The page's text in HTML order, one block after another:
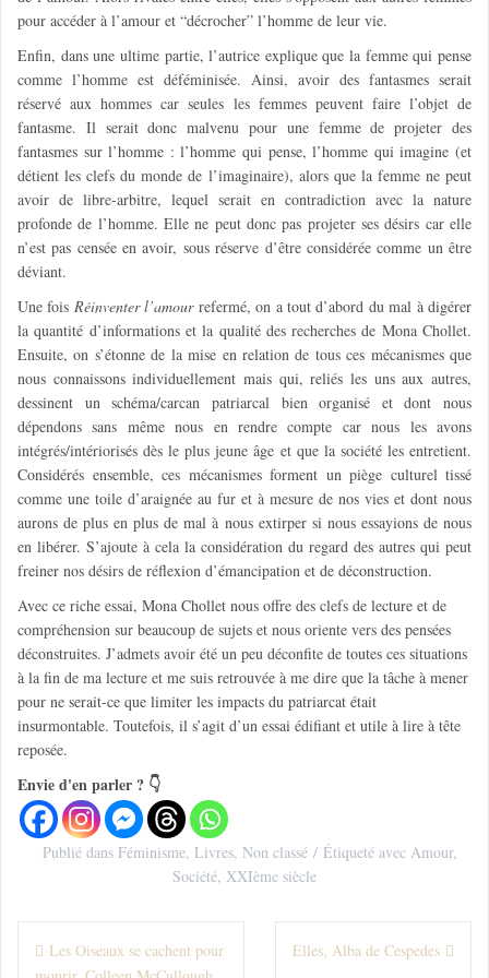
pour accéder à l’amour et “décrocher” l’homme de leur vie.
Enfin, dans une ultime partie, l’autrice explique que la femme qui pense
comme l’homme est déféminisée. Ainsi, avoir des fantasmes serait
réservé aux hommes car seules les femmes peuvent faire l’objet de
fantasme. Il serait donc malvenu pour une femme de projeter des
fantasmes sur l’homme : l’homme qui pense, l’homme qui imagine (et
détient les clefs du monde de l’imaginaire), alors que la femme ne peut
avoir de libre-arbitre, lequel serait en contradiction avec la nature
profonde de l’homme. Elle ne peut donc pas projeter ses désirs car elle
n’est pas censée en avoir, sous réserve d’être considérée comme un être
déviant.
Une fois Réinventer l’amourrefermé, on a tout d’abord du mal à digérer
la quantité d’informations et la qualité des recherches de Mona Chollet.
Ensuite, on s’étonne de la mise en relation de tous ces mécanismes que
nous connaissonsindividuellementmais qui, reliés les uns aux autres,
dessinent un schéma/carcan patriarcal bien organisé et dont nous
dépendons sans même nous en rendre compte car nous les avons
intégrés/intériorisés dès le plus jeune âge et que la société les entretient.
Considérés ensemble, ces mécanismes forment un piège culturel tissé
comme une toile d’araignée au fur et à mesure de nos vies et dont nous
aurons de plus en plus de mal à nous extirper si nous essayions de nous
en libérer. S’ajoute à cela la considération du regard des autres qui peut
freiner nos désirs de réflexion d’émancipation et de déconstruction.
Avec ce riche essai, Mona Chollet nous offre des clefs de lecture et de
compréhension sur beaucoup de sujets et nous oriente vers des pensées
déconstruites. J’admets avoir été un peu déconfite de toutes ces situations
à la fin de ma lecture et me suis retrouvée à me dire que la tâche à mener
pour ne serait-ce que limiter les impacts du patriarcat était
insurmontable. Toutefois, il s’agit d’un essai édifiant et utile à lire à tête
reposée.
Envie d'en parler ? 👇
Publié dans Féminisme, Livres, Non classé Étiqueté avec Amour,
Société, XXIème siècle
N Les Oiseaux se cachent pour
Elles, Alba de Cespedes